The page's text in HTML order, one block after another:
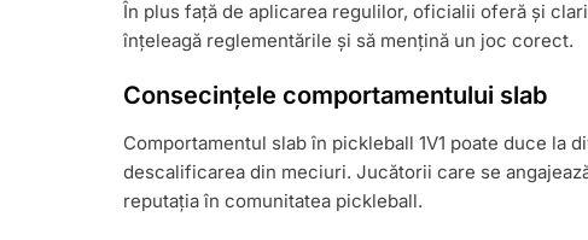
În plus față de aplicarea regulilor, oficialii oferă și
înțeleagă reglementările și să mențină un joc corect.
Consecințele comportamentului slab
Comportamentul slab în pickleball 1V1 poate duce la
descalificarea din meciuri. Jucătorii care se
reputația în comunitatea pickleball.